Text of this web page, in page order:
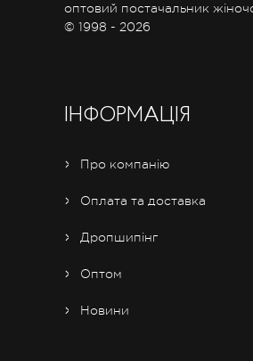
оптовий постачальник
© 1998 - 2026
ІНФОРМАЦІЯ
Про компанію
Оплата та доставка
Дропшипінг
Оптом
Новини